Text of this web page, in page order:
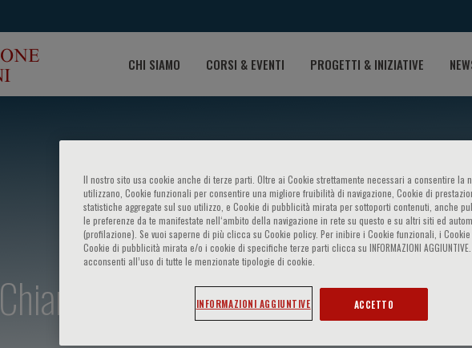
CHI SIAMO CORSI & EVENTI PROGETTI & INIZIATIVE
Chiara Calore
Il nostro sito usa cookie anche di terze parti. Oltre ai Cookie strettamente necessari a consentire la
utilizzano, Cookie funzionali per consentire una migliore fruibilità di navigazione, Cookie di
statistiche aggregate sul suo utilizzo, e Cookie di pubblicità mirata per sottoporti contenuti, anche
le preferenze da te manifestate nell‘ambito della navigazione in rete su questo e su altri siti ed
(profilazione). Se vuoi saperne di più clicca su Cookie policy. Per inibire i Cookie funzionali, i
Cookie di pubblicità mirata e/o i cookie di specifiche terze parti clicca su INFORMAZIONI
acconsenti all’uso di tutte le menzionate tipologie di cookie.
INFORMAZIONI AGGIUNTIVE ACCETTO